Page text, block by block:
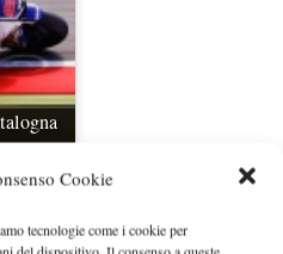
Cookie
tecnologie come i cookie per